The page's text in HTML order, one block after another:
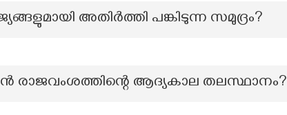
അതിർത്തി പങ്കിടുന്ന സമുദ്രം?
രാജവംശത്തിന്റെ ആദ്യകാല തലസ്ഥാനം?